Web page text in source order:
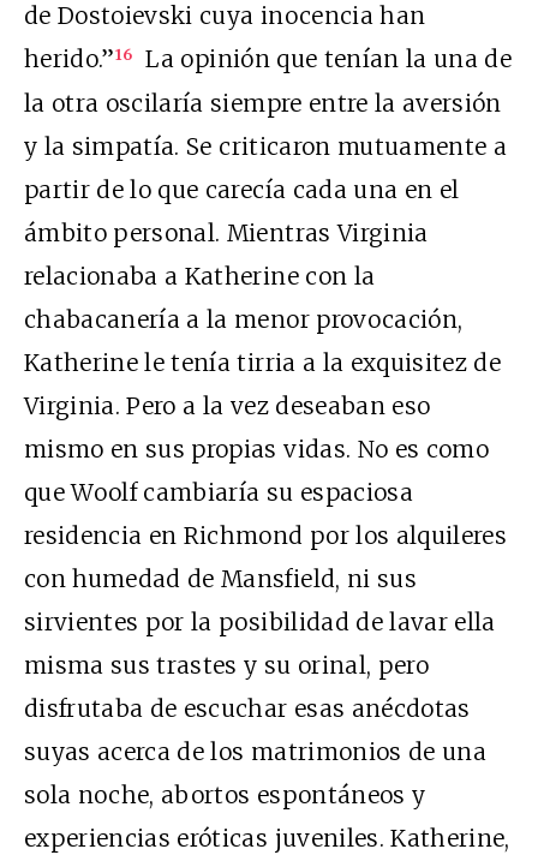
de Dostoievski cuya inocencia han
herido.”16
La opinión que tenían la una de
la otra oscilaría siempre entre la aversión
y la simpatía. Se criticaron mutuamente a
partir de lo que carecía cada una en el
ámbito personal. Mientras Virginia
relacionaba a Katherine con la
chabacanería a la menor provocación,
Katherine le tenía tirria a la exquisitez de
Virginia. Pero a la vez deseaban eso
mismo en sus propias vidas. No es como
que Woolf cambiaría su espaciosa
residencia en Richmond por los alquileres
con humedad de Mansfield, ni sus
sirvientes por la posibilidad de lavar ella
misma sus trastes y su orinal, pero
disfrutaba de escuchar esas anécdotas
suyas acerca de los matrimonios de una
sola noche, abortos espontáneos y
experiencias eróticas juveniles. Katherine,